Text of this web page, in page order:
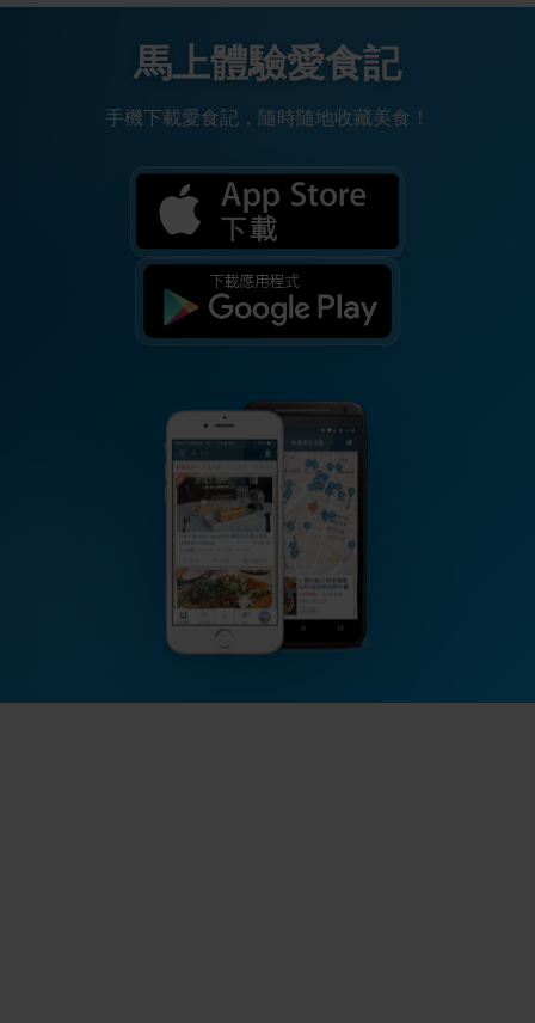
馬上體驗愛食記
手機下載愛食記，隨時隨地收藏美食！